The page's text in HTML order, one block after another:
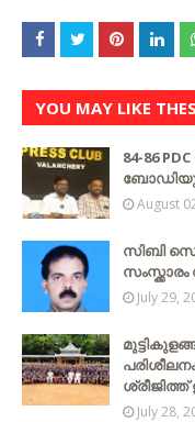
YOU MAY LIKE
84-86
ബോഡിയും
August
സിബി
July 29,
July 28,